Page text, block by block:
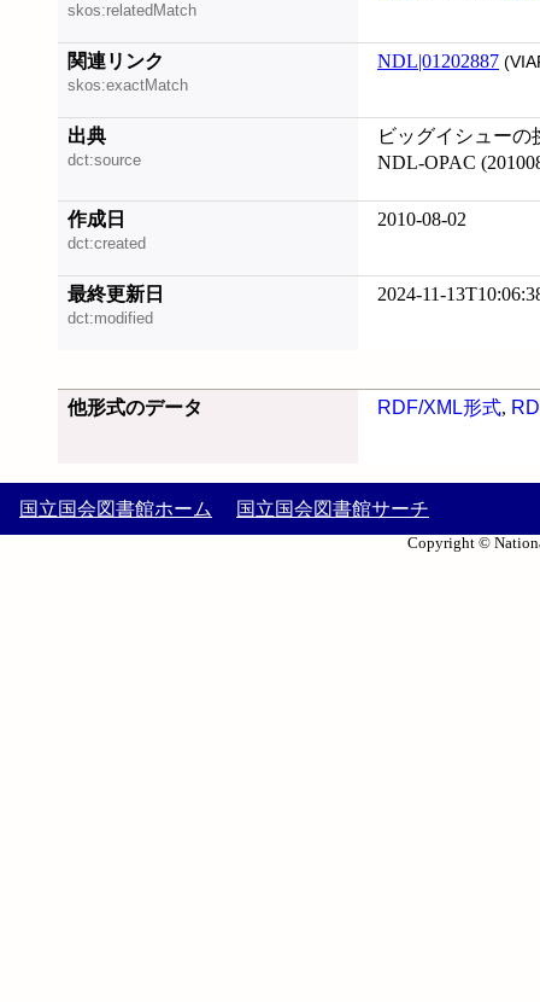
skos:relatedMatch
関連リンク
skos:exactMatch
NDL|01202887
出典
dct:source
ビッグイシューの
NDL-OPAC
作成日
dct:created
2010-08-02
最終更新日
dct:modified
2024-11-
他形式のデータ RDF/XML形式,
国立国会図書館ホーム 国立国会図書館サーチ
Copyright ©